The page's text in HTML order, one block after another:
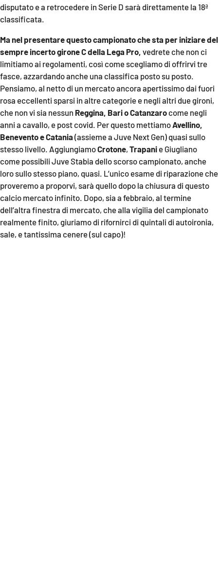
Sanità
Società
Sport
RUBRICHE
Good Morning Vietnam
Parchi Marini Calabria
Leggendo Alvaro insieme
Imprese Di Calabria
Le perfidie di Antonella Grippo
disputato e a retrocedere in Serie D sarà direttamente la 18ª
classificata.
Ma nel presentare questo campionato che sta per iniziare del
sempre incerto girone C della Lega Pro, vedrete che non ci
limitiamo ai regolamenti, così come scegliamo di offrirvi tre
fasce, azzardando anche una classifica posto su posto.
Pensiamo, al netto di un mercato ancora apertissimo dai fuori
rosa eccellenti sparsi in altre categorie e negli altri due gironi,
che non vi sia nessun Reggina, Bari o Catanzaro come negli
anni a cavallo, e post covid. Per questo mettiamo Avellino,
Benevento e Catania(assieme a Juve Next Gen) quasi sullo
stesso livello. AggiungiamoCrotone, Trapani e Giugliano
come possibili Juve Stabia dello scorso campionato, anche
loro sullo stesso piano, quasi. L’unico esame di riparazione che
proveremo a proporvi, sarà quello dopo la chiusura di questo
calcio mercato infinito. Dopo, sia a febbraio, al termine
dell’altra finestra di mercato, che alla vigilia del campionato
realmente finito, giuriamo di rifornirci di quintali di autoironia,
sale, e tantissima cenere (sul capo)!